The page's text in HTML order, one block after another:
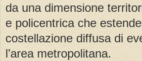
da una dimensione
e policentrica che
costellazione diffusa di
l’area metropolitana.